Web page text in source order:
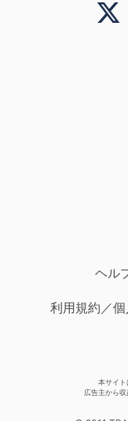
ヘル
利用規約／
本サイト
広告主から